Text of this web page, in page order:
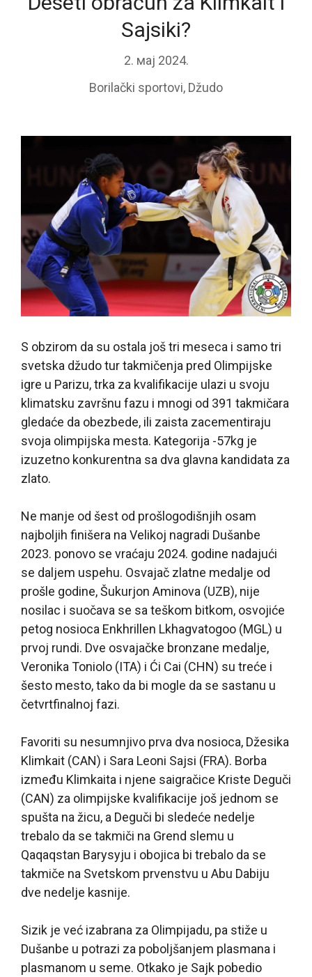
Sajsiki?
2. мај 2024.
Borilački sportovi, Džudo
S obzirom da su ostala još tri meseca i samo tri
svetska džudo tur takmičenja pred Olimpijske
igre u Parizu, trka za kvalifikacije ulazi u svoju
klimatsku završnu fazu i mnogi od 391 takmičara
gledaće da obezbede, ili zaista zacementiraju
svoja olimpijska mesta. Kategorija -57kg je
izuzetno konkurentna sa dva glavna kandidata za
zlato.
Ne manje od šest od prošlogodišnjih osam
najboljih finišera na Velikoj nagradi Dušanbe
2023. ponovo se vraćaju 2024. godine nadajući
se daljem uspehu. Osvajač zlatne medalje od
prošle godine, Šukurjon Aminova (UZB), nije
nosilac i suočava se sa teškom bitkom, osvojiće
petog nosioca Enkhrillen Lkhagvatogoo (MGL) u
prvoj rundi. Dve osvajačke bronzane medalje,
Veronika Toniolo (ITA) i Ći Cai (CHN) su treće i
šesto mesto, tako da bi mogle da se sastanu u
četvrtfinalnoj fazi.
Favoriti su nesumnjivo prva dva nosioca, Džesika
Klimkait (CAN) i Sara Leoni Sajsi (FRA). Borba
između Klimkaita i njene saigračice Kriste Deguči
(CAN) za olimpijske kvalifikacije još jednom se
spušta na žicu, a Deguči bi sledeće nedelje
trebalo da se takmiči na Grend slemu u
Qaqaqstan Barysyju i obojica bi trebalo da se
takmiče na Svetskom prvenstvu u Abu Dabiju
dve nedelje kasnije.
Sizik je već izabrana za Olimpijadu, pa stiže u
Dušanbe u potrazi za poboljšanjem plasmana i
plasmanom u seme. Otkako je Sajk pobedio